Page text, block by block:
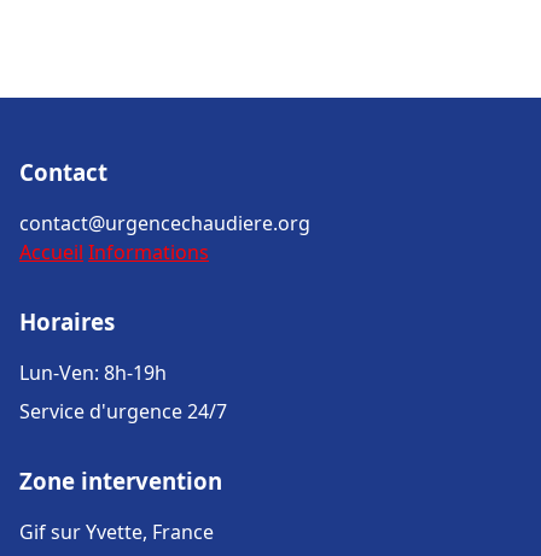
Contact
contact@urgencechaudiere.org
Accueil Informations
Horaires
Lun-Ven: 8h-19h
Service d'urgence 24/7
Zone intervention
Gif sur Yvette, France